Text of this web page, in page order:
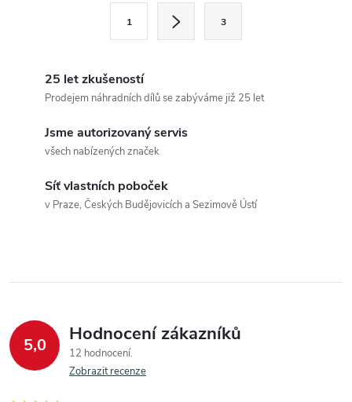
k
y
v
1 3
25 let zkušeností
Prodejem náhradních dílů se zabýváme již 25 let
Jsme autorizovaný servis
všech nabízených značek
Síť vlastních poboček
v Praze, Českých Budějovicích a Sezimově Ústí
5,0 Hodnocení zákazníků
12 hodnocení
Zobrazit recenze